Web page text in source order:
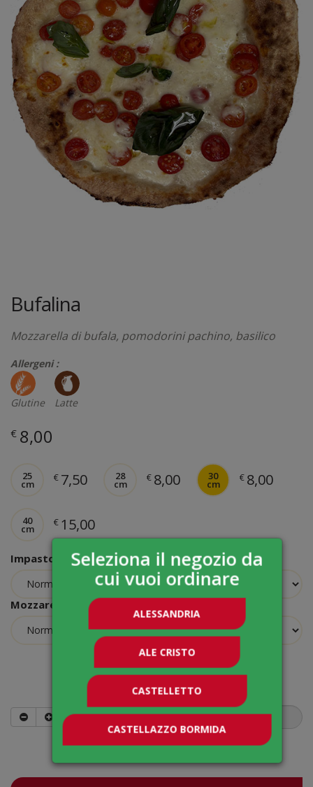
Bufalina
Mozzarella di bufala, pomodorini pachino, basilico
Allergeni :
Glutine Latte
€ 8,00
25
cm
€ 7,50 28
cm
€ 8,00 30
cm
€ 8,00
40
cm
€ 15,00
Impasto
Mozzarella
€8,00
Seleziona il negozio da
cui vuoi ordinare
ALESSANDRIA
ALE CRISTO
CASTELLETTO
CASTELLAZZO BORMIDA